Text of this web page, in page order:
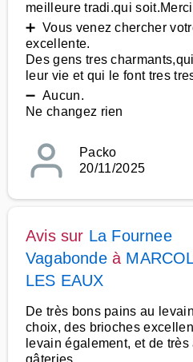
meilleure tradi.qui
➕ Vous venez chercher
excellente.
Des gens tres
leur vie et qui le font tres
➖ Aucun.
Ne changez rien
Packo
20/11/2025
Avis sur La Fournee
Vagabondeà
LES EAUX
De très bons pains au
choix, des brioches
levain également, et de
gâteries.